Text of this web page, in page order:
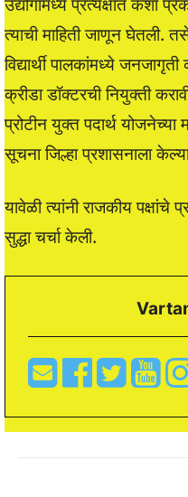
उद्योगांमध्ये प्रत्यक्षात कशा
त्याची माहिती जाणून घेतली.
विद्यार्थी पालकांमध्ये
क्रीडा डॉक्टरची नियुक्ती
प्रोटीन युक्त पदार्थ योजनेच्या
सूचना जिल्हा प्रशासनाला
यावेळी त्यांनी राजकीय पक्षांचे
सुद्धा चर्चा केली.